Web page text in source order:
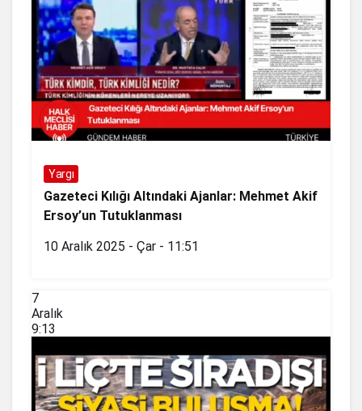
Yargı
Gazeteci Kılığı Altındaki Ajanlar: Mehmet Akif
Ersoy’un Tutuklanması
10 Aralık 2025 - Çar - 11:51
7
Aralık
9:13